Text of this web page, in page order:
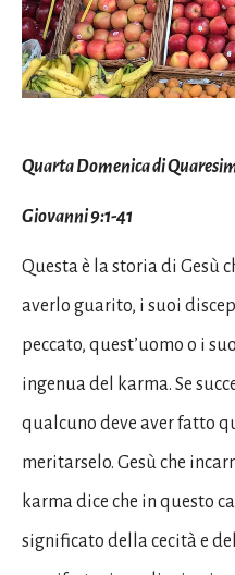
Quarta Domenica di
Giovanni 9:1-41
Questa è la storia di Gesù
averlo guarito, i suoi
peccato, quest’uomo o i
ingenua del karma. Se
qualcuno deve aver fatto
meritarselo. Gesù che
karma dice che in questo
significato della cecità e